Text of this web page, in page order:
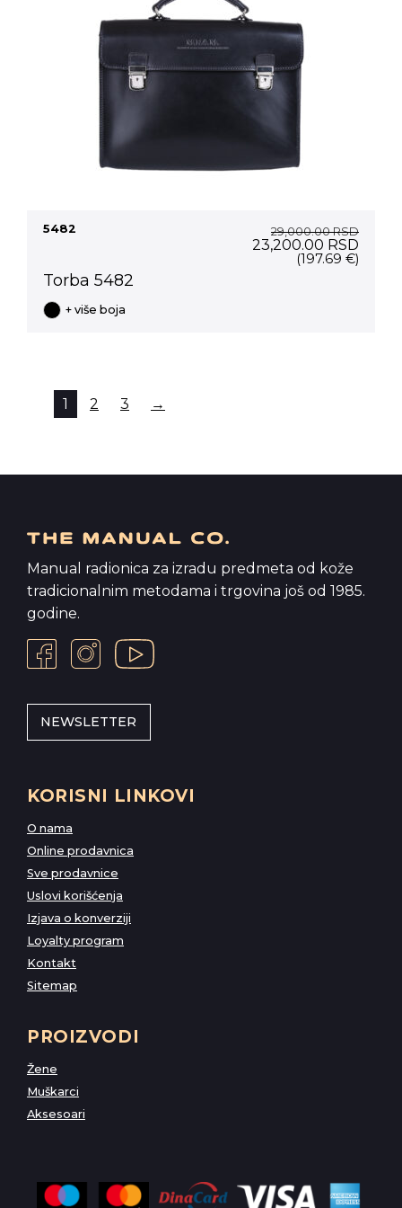
5482 29,000.00RSD
Original
price
23,200.00 RSD
(197.69 €)
Torba 5482
+ više boja
1 2 3 →
Manual radionica za izradu predmeta od kože
tradicionalnim metodama i trgovina još od 1985.
godine.
NEWSLETTER
KORISNI LINKOVI
O nama
Online prodavnica
Sve prodavnice
Uslovi korišćenja
Izjava o konverziji
Loyalty program
Kontakt
Sitemap
PROIZVODI
Žene
Muškarci
Aksesoari